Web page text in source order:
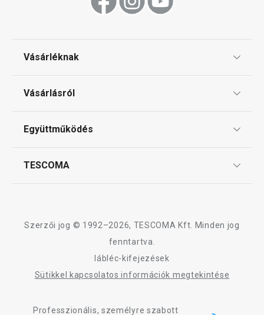
Vásárléknak
Gyakori kérdések
Vásárlásról
Reklamáció és termékvisszaküldés
Együttműködés
TESCOMA
Adatkezelési Tájékoztató
Szerzői jog © 1992–2026, TESCOMA Kft. Minden jog
fenntartva.
lábléc-kifejezések
Sütikkel kapcsolatos információk megtekintése
Professzionális, személyre szabott